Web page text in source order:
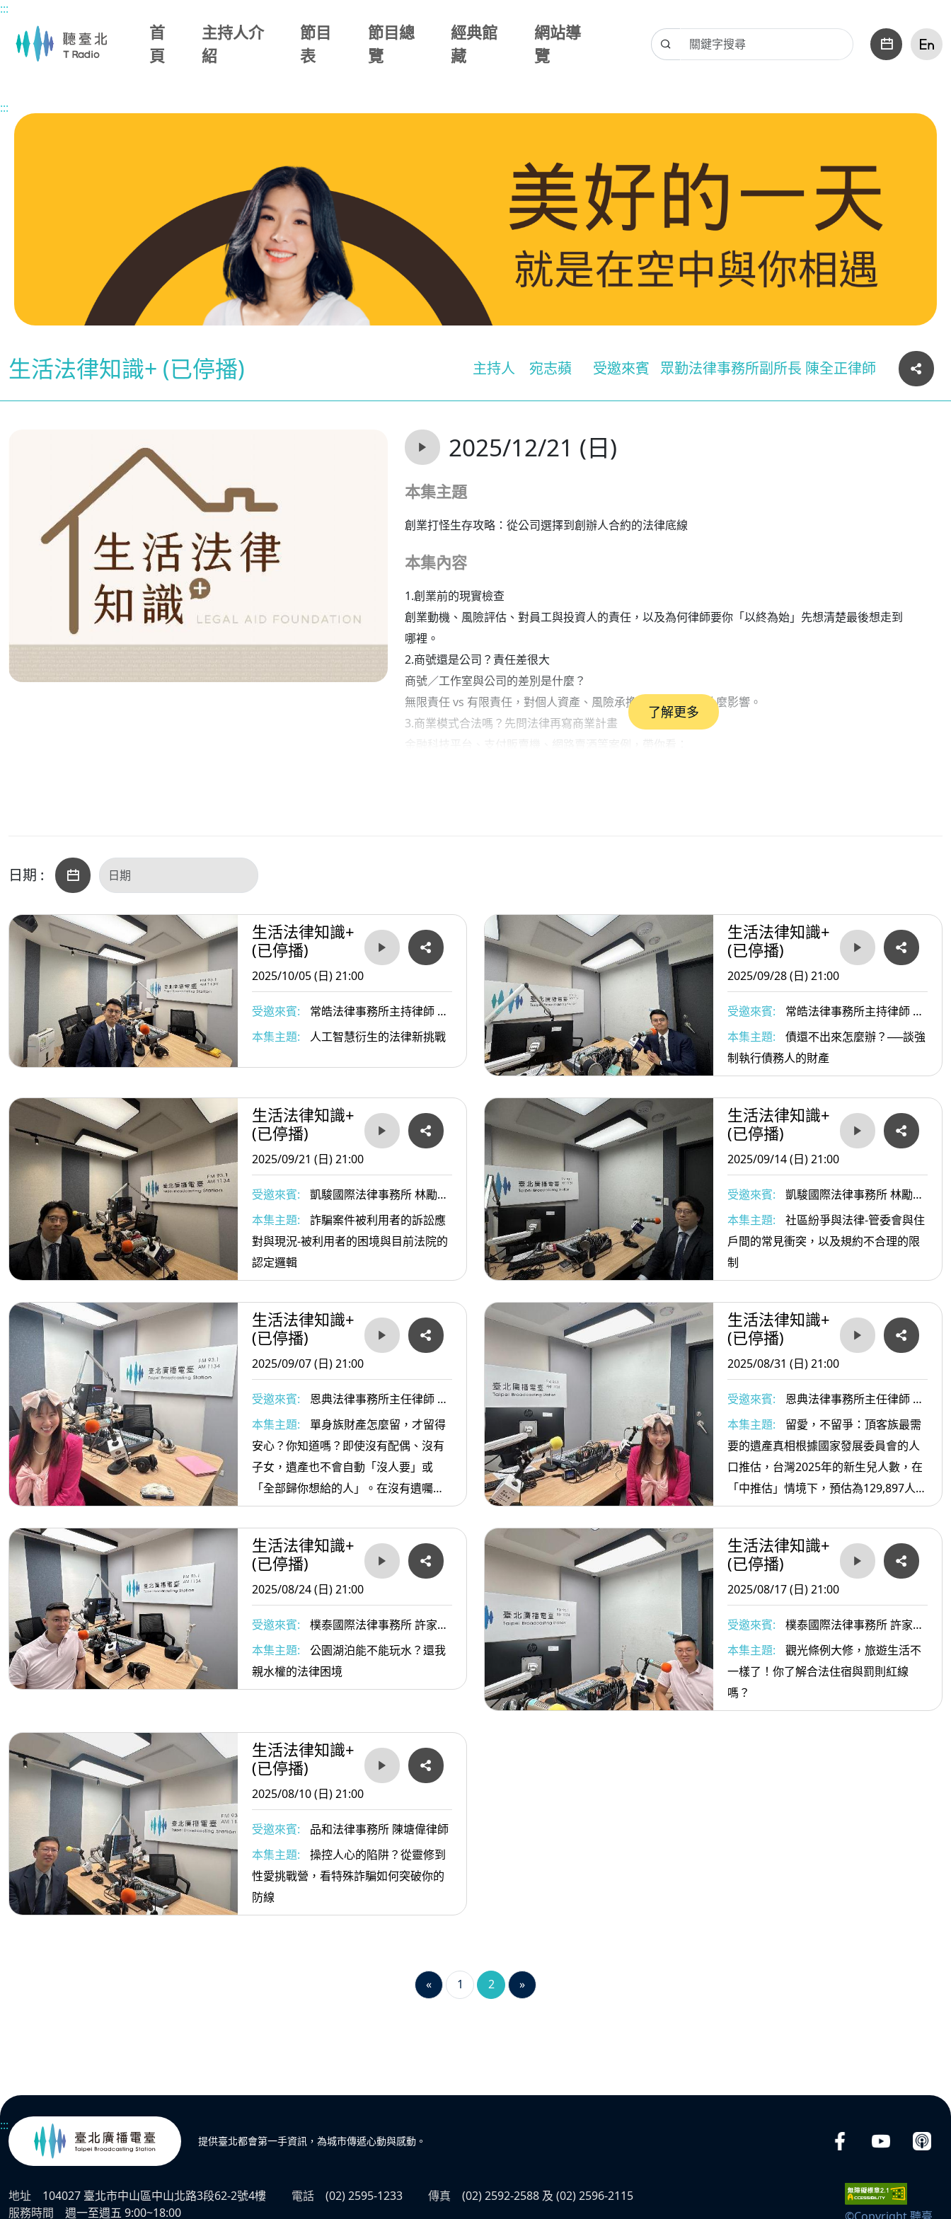
主要內容區塊
:::
首
頁
主持人介
紹
節目
表
節目總
覽
經典館
藏
網站導
覽
:::
生活法律知識+ (已停播) 主持人 宛志蘋 受邀來賓 眾勤法律事務所副所長 陳全正律師
2025/12/21 (日)
本集主題
創業打怪生存攻略：從公司選擇到創辦人合約的法律底線
本集內容
1.創業前的現實檢查
創業動機、風險評估、對員工與投資人的責任，以及為何律師要你「以終為始」先想清楚最後想走到
哪裡。
2.商號還是公司？責任差很大
商號／工作室與公司的差別是什麼？
無限責任 vs 有限責任，對個人資產、風險承擔與未來募資有什麼影響。
3.商業模式合法嗎？先問法律再寫商業計畫
金融科技平台、支付販賣機、網路賣酒等案例，帶你看：
股權比例、表決權、董事長與經營權如何設計，才能避免「能力有、股份卻被稀釋到邊緣」的悲劇。
6.退場機制：感情變了，公司怎麼辦？
當合夥人理念不合、有人想退出時，要怎麼事先約定股份買回、估值方式與轉讓條件？
為什麼「事前寫清楚」比事後吵翻天，還要來得便宜、乾脆又不傷元氣。
7.律師給創業者的提醒
把法律視為創業工具，而不是麻煩製造機。
創業之路本來就像打怪通關，懂一點法律，是幫自己多拿幾件防具，不會一出場就被秒殺。
了解更多
日期 :
生活法律知識+
(已停播)
2025/10/05 (日) 21:00
受邀來賓:
常皓法律事務所主持律師 李
宗穎
本集主題: 人工智慧衍生的法律新挑戰
生活法律知識+
(已停播)
2025/09/28 (日) 21:00
受邀來賓:
常皓法律事務所主持律師 李
宗穎
本集主題:
債還不出來怎麼辦？──談強
制執行債務人的財產
生活法律知識+
(已停播)
2025/09/21 (日) 21:00
受邀來賓:
凱駿國際法律事務所 林勵律
師
本集主題:
詐騙案件被利用者的訴訟應
對與現況-被利用者的困境與目前法院的
認定邏輯
生活法律知識+
(已停播)
2025/09/14 (日) 21:00
受邀來賓:
凱駿國際法律事務所 林勵律
師
本集主題:
社區紛爭與法律-管委會與住
戶間的常見衝突，以及規約不合理的限
制
生活法律知識+
(已停播)
2025/09/07 (日) 21:00
受邀來賓:
恩典法律事務所主任律師 林
正椈
本集主題:
單身族財產怎麼留，才留得
安心？你知道嗎？即使沒有配偶、沒有
子女，遺產也不會自動「沒人要」或
「全部歸你想給的人」。在沒有遺囑的
情況下，法律會啟動一套嚴謹的「繼承
順位」與分配規則，有些人以為不寫遺
囑也沒差，等自己走了家人自然會處
理……但事實上，一不小心，就可能讓你
原本想照顧的人拿不到半分，甚至連存
款都動不了。
生活法律知識+
(已停播)
2025/08/31 (日) 21:00
受邀來賓:
恩典法律事務所主任律師 林
正椈
本集主題:
留愛，不留爭：頂客族最需
要的遺產真相根據國家發展委員會的人
口推估，台灣2025年的新生兒人數，在
「中推估」情境下，預估為129,897人。
然而，根據內政部最新公布的5月戶籍統
計資料，當月新生兒人數僅有8,433人，
創下歷年單月新低，且已連續53個月呈
現「生不如死」的負成長。數據凸顯出
的問題會是什麼？
生活法律知識+
(已停播)
2025/08/24 (日) 21:00
受邀來賓:
樸泰國際法律事務所 許家華
律師
本集主題:
公園湖泊能不能玩水？還我
親水權的法律困境
生活法律知識+
(已停播)
2025/08/17 (日) 21:00
受邀來賓:
樸泰國際法律事務所 許家華
律師
本集主題:
觀光條例大修，旅遊生活不
一樣了！你了解合法住宿與罰則紅線
嗎？
生活法律知識+
(已停播)
2025/08/10 (日) 21:00
受邀來賓:
品和法律事務所 陳塘偉律師
本集主題:
操控人心的陷阱？從靈修到
性愛挑戰營，看特殊詐騙如何突破你的
防線
« 1 2 »
:::
提供臺北都會第一手資訊，為城市傳遞心動與感動。
地址 104027 臺北市中山區中山北路3段62-2號4樓 電話 (02) 2595-1233 傳真
(02) 2592-2588 及 (02) 2596-2115
服務時間
週一至週五 9:00~18:00